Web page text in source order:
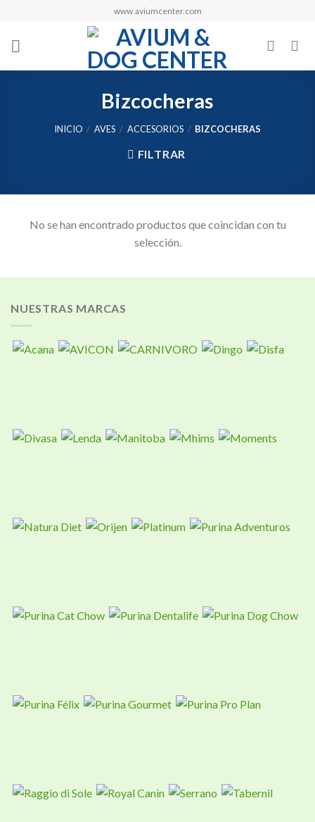
content
www.aviumcenter.com
Bizcocheras
INICIO / AVES / ACCESORIOS / BIZCOCHERAS
FILTRAR
No se han encontrado productos que coincidan con tu
selección.
NUESTRAS MARCAS